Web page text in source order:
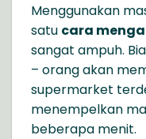
Menggunakan
satu cara
sangat ampuh.
– orang akan
supermarket
menempelkan
beberapa menit.